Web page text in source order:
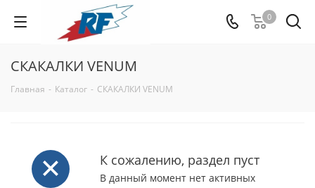
0
СКАКАЛКИ VENUM
Главная - Каталог - СКАКАЛКИ VENUM
К сожалению, раздел пуст
В данный момент нет активных